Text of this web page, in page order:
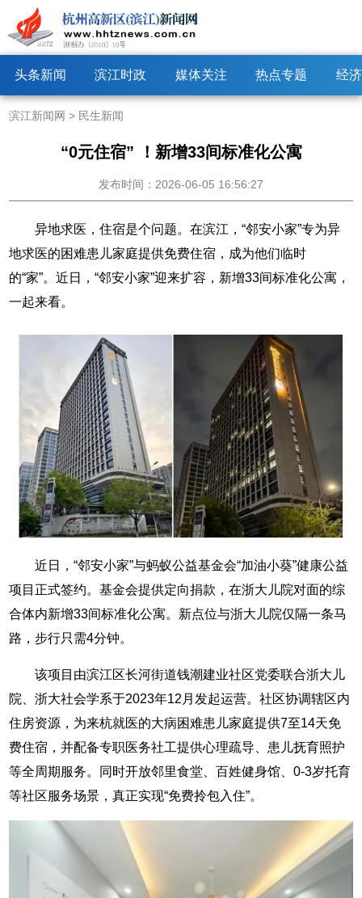
头条新闻 滨江时政 媒体关注 热点专题 经
滨江新闻网 > 民生新闻
“0元住宿” ！新增33间标准化公寓
发布时间：2026-06-05 16:56:27
异地求医，住宿是个问题。在滨江，“邻安小家”专为异
地求医的困难患儿家庭提供免费住宿，成为他们临时
的“家”。近日，“邻安小家”迎来扩容，新增33间标准化公寓，
一起来看。
近日，“邻安小家”与蚂蚁公益基金会“加油小葵”健康公益
项目正式签约。基金会提供定向捐款，在浙大儿院对面的综
合体内新增33间标准化公寓。新点位与浙大儿院仅隔一条马
路，步行只需4分钟。
该项目由滨江区长河街道钱潮建业社区党委联合浙大儿
院、浙大社会学系于2023年12月发起运营。社区协调辖区内
住房资源，为来杭就医的大病困难患儿家庭提供7至14天免
费住宿，并配备专职医务社工提供心理疏导、患儿抚育照护
等全周期服务。同时开放邻里食堂、百姓健身馆、0-3岁托育
等社区服务场景，真正实现“免费拎包入住”。